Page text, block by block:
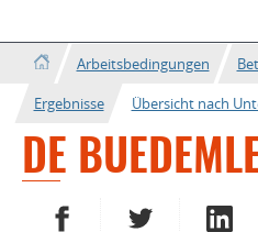
Arbeitsbedingungen
Ergebnisse
Übersicht nach
DE
AUF FACEBOOK TEILEN
AUF TWITTER